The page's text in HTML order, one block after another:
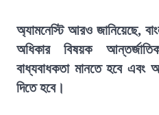
অ্যামনেস্টি আরও জানিয়েছে,
অধিকার বিষয়ক
বাধ্যবাধকতা মানতে হবে
দিতে হবে।